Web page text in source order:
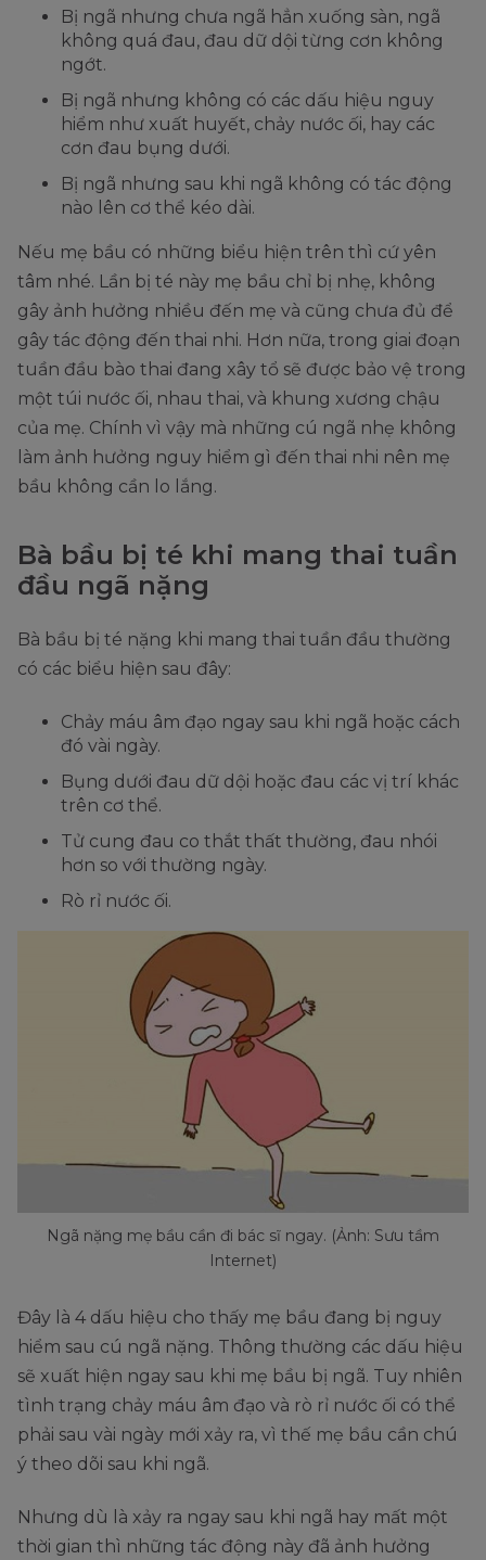
Bị ngã nhưng chưa ngã hẳn xuống sàn, ngã
không quá đau, đau dữ dội từng cơn không
ngớt.
Bị ngã nhưng không có các dấu hiệu nguy
hiểm như xuất huyết, chảy nước ối, hay các
cơn đau bụng dưới.
Bị ngã nhưng sau khi ngã không có tác động
nào lên cơ thể kéo dài.
Nếu mẹ bầu có những biểu hiện trên thì cứ yên
tâm nhé. Lần bị té này mẹ bầu chỉ bị nhẹ, không
gây ảnh hưởng nhiều đến mẹ và cũng chưa đủ để
gây tác động đến thai nhi. Hơn nữa, trong giai đoạn
tuần đầu bào thai đang xây tổ sẽ được bảo vệ trong
một túi nước ối, nhau thai, và khung xương chậu
của mẹ. Chính vì vậy mà những cú ngã nhẹ không
làm ảnh hưởng nguy hiểm gì đến thai nhi nên mẹ
bầu không cần lo lắng.
Bà bầu bị té khi mang thai tuần
đầu ngã nặng
Bà bầu bị té nặng khi mang thai tuần đầu thường
có các biểu hiện sau đây:
Chảy máu âm đạo ngay sau khi ngã hoặc cách
đó vài ngày.
Bụng dưới đau dữ dội hoặc đau các vị trí khác
trên cơ thể.
Tử cung đau co thắt thất thường, đau nhói
hơn so với thường ngày.
Rò rỉ nước ối.
Ngã nặng mẹ bầu cần đi bác sĩ ngay. (Ảnh: Sưu tầm
Internet)
Đây là 4 dấu hiệu cho thấy mẹ bầu đang bị nguy
hiểm sau cú ngã nặng. Thông thường các dấu hiệu
sẽ xuất hiện ngay sau khi mẹ bầu bị ngã. Tuy nhiên
tình trạng chảy máu âm đạo và rò rỉ nước ối có thể
phải sau vài ngày mới xảy ra, vì thế mẹ bầu cần chú
ý theo dõi sau khi ngã.
Nhưng dù là xảy ra ngay sau khi ngã hay mất một
thời gian thì những tác động này đã ảnh hưởng